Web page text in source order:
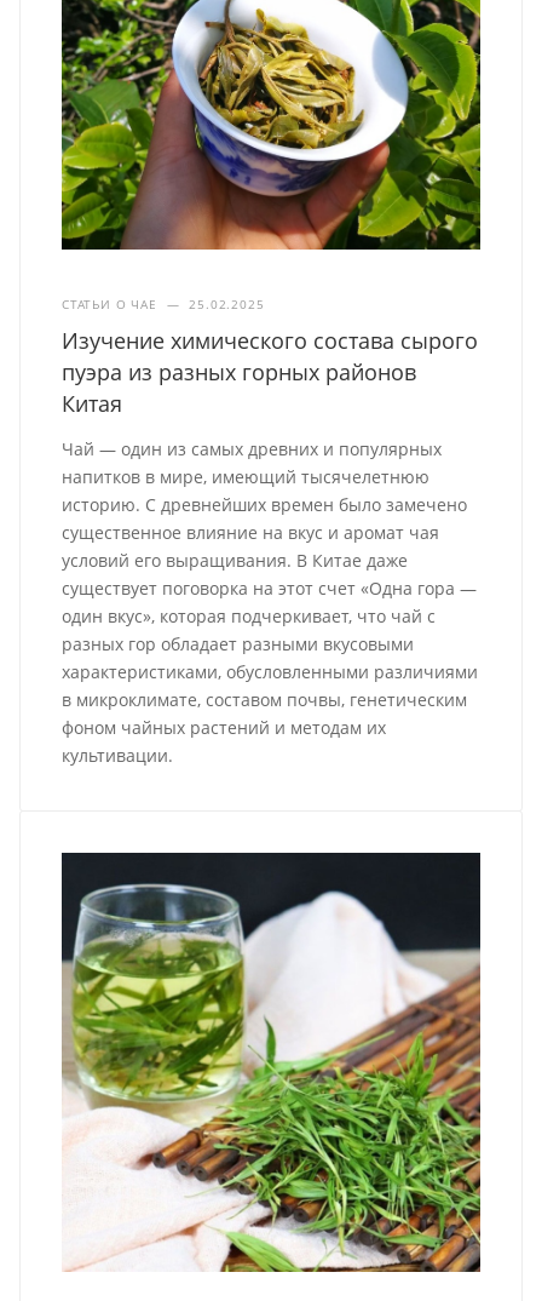
СТАТЬИ О ЧАЕ — 25.02.2025
Изучение химического состава сырого
пуэра из разных горных районов
Китая
Чай — один из самых древних и популярных
напитков в мире, имеющий тысячелетнюю
историю. С древнейших времен было замечено
существенное влияние на вкус и аромат чая
условий его выращивания. В Китае даже
существует поговорка на этот счет «Одна гора —
один вкус», которая подчеркивает, что чай с
разных гор обладает разными вкусовыми
характеристиками, обусловленными различиями
в микроклимате, составом почвы, генетическим
фоном чайных растений и методам их
культивации.